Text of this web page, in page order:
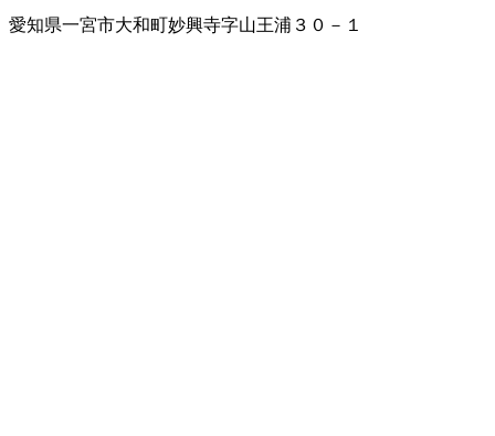
愛知県一宮市大和町妙興寺字山王浦３０－１